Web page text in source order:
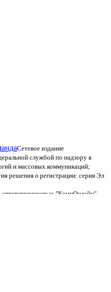
Сетевое издание
службой по надзору в
и массовых коммуникаций;
решения о регистрации: серия Эл
"КомиОнлайн"